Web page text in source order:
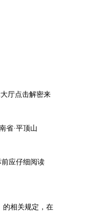
厅点击解密来
省·平顶山
应仔细阅读
相关规定， 在